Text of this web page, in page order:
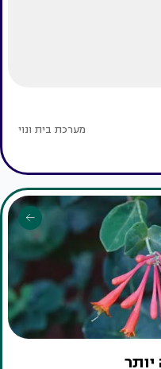
מערכת בית ונוי